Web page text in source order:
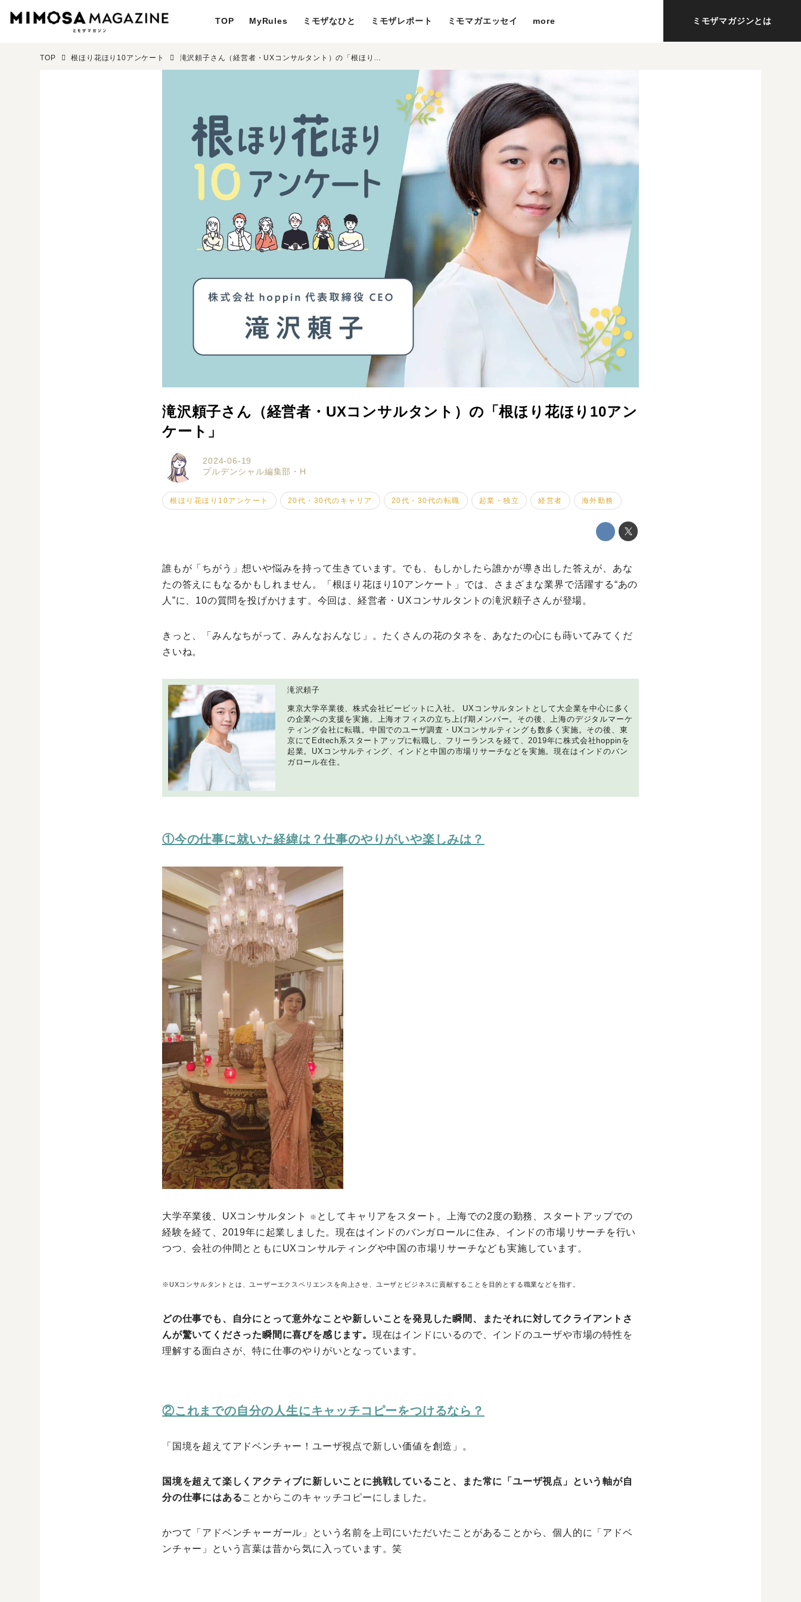
ミモザなひと
ミモマガエッセイ
根ほり花ほり10アンケート
TOP MyRules ミモザなひと ミモザレポート ミモマガエッセイ more ミモザマガジンとは
TOP 根ほり花ほり10アンケート 滝沢頼子さん（経営者・UXコンサルタント）の「根ほり花ほり10アンケート」
滝沢頼子さん（経営者・UXコンサルタント）の「根ほり花ほり10アン
ケート」
2024-06-19
プルデンシャル編集部・H
根ほり花ほり10アンケート 20代・30代のキャリア 20代・30代の転職 起業・独立 経営者 海外勤務
誰もが「ちがう」想いや悩みを持って⽣きています。でも、もしかしたら誰かが導き出した答えが、あな
たの答えにもなるかもしれません。「根ほり花ほり10アンケート」では、さまざまな業界で活躍する“あの
人”に、10の質問を投げかけます。今回は、経営者・UXコンサルタントの滝沢頼子さんが登場。
きっと、「みんなちがって、みんなおんなじ」。たくさんの花のタネを、あなたの心にも蒔いてみてくだ
さいね。
滝沢頼子
東京大学卒業後、株式会社ビービットに入社。 UXコンサルタントとして⼤企業を中⼼に多く
の企業への⽀援を実施。上海オフィスの立ち上げ期メンバー。その後、上海のデジタルマーケ
ティング会社に転職。中国でのユーザ調査・UXコンサルティングも数多く実施。その後、東
京にてEdtech系スタートアップに転職し、フリーランスを経て、2019年に株式会社hoppinを
起業。UXコンサルティング、インドと中国の市場リサーチなどを実施。現在はインドのバン
ガロール在住。
①今の仕事に就いた経緯は？仕事のやりがいや楽しみは？
大学卒業後、UXコンサルタント ※ としてキャリアをスタート。上海での2度の勤務、スタートアップでの
経験を経て、2019年に起業しました。現在はインドのバンガロールに住み、インドの市場リサーチを行い
つつ、会社の仲間とともにUXコンサルティングや中国の市場リサーチなども実施しています。
※UXコンサルタントとは、ユーザーエクスペリエンスを向上させ、ユーザとビジネスに貢献することを目的とする職業などを指す。
どの仕事でも、自分にとって意外なことや新しいことを発見した瞬間、またそれに対してクライアントさ
んが驚いてくださった瞬間に喜びを感じます。 現在はインドにいるので、インドのユーザや市場の特性を
理解する面白さが、特に仕事のやりがいとなっています。
②これまでの自分の人生にキャッチコピーをつけるなら？
「国境を超えてアドベンチャー！ユーザ視点で新しい価値を創造」。
国境を超えて楽しくアクティブに新しいことに挑戦していること、また常に「ユーザ視点」という軸が自
分の仕事にはあることからこのキャッチコピーにしました。
かつて「アドベンチャーガール」という名前を上司にいただいたことがあることから、個人的に「アドベ
ンチャー」という言葉は昔から気に入っています。笑